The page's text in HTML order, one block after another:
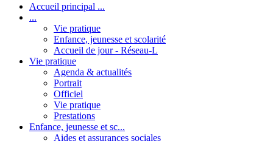
Accueil principal ...
...
Vie pratique
Enfance, jeunesse et scolarité
Accueil de jour - Réseau-L
Vie pratique
Agenda & actualités
Portrait
Officiel
Vie pratique
Prestations
Enfance, jeunesse et sc...
Aides et assurances sociales